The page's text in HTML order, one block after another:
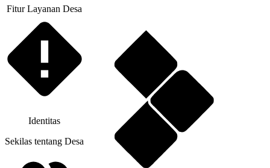
Fitur Layanan Desa
Identitas
Sekilas tentang Desa